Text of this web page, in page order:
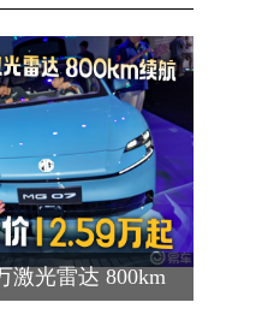
激光雷达 800km